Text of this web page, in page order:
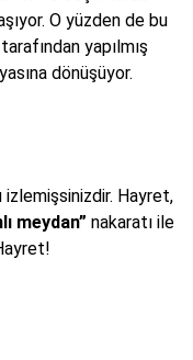
O yüzden de bu
yapılmış
dönüşüyor.
izlemişsinizdir. Hayret,
meydan” nakaratı ile